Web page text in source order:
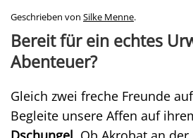
Geschrieben von Silke Menne.
Bereit für ein echtes
Abenteuer?
Gleich zwei freche Freunde
Begleite unsere Affen auf